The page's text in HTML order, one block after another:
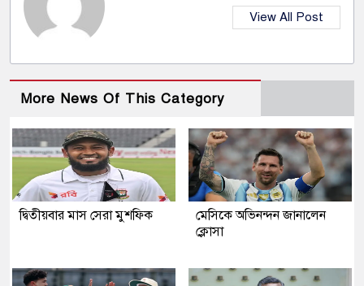
View All Post
More News Of This Category
দ্বিতীয়বার মাস সেরা মুশফিক
মেসিকে অভিনন্দন জানালেন
ক্লোসা